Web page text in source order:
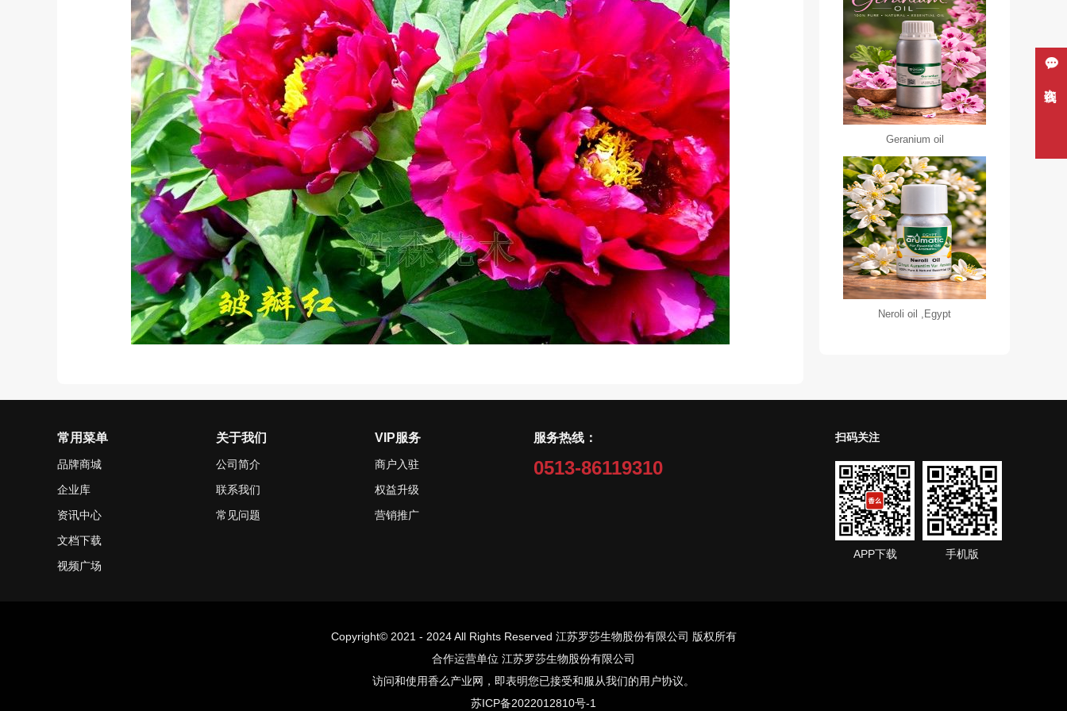
Geranium oil
Neroli oil ,Egypt
常用菜单
品牌商城
企业库
资讯中心
文档下载
视频广场
关于我们
公司简介
联系我们
常见问题
VIP服务
商户入驻
权益升级
营销推广
服务热线：
0513-86119310
扫码关注
APP下载 手机版
Copyright© 2021 - 2024 All Rights Reserved 江苏罗莎生物股份有限公司 版权所有
合作运营单位 江苏罗莎生物股份有限公司
访问和使用香么产业网，即表明您已接受和服从我们的用户协议。
苏ICP备2022012810号-1